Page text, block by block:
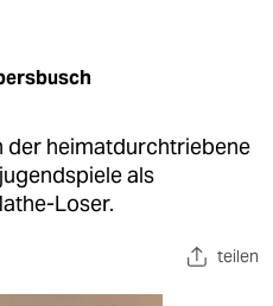
der heimatdurchtriebene
als
Loser.
teilen